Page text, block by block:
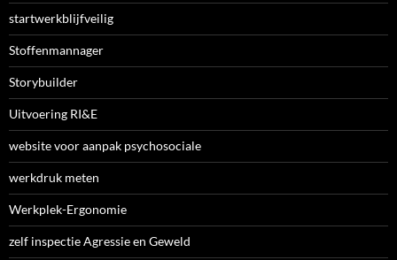
startwerkblijfveilig
Stoffenmannager
Storybuilder
Uitvoering RI&E
website voor aanpak psychosociale
werkdruk meten
Werkplek-Ergonomie
zelf inspectie Agressie en Geweld